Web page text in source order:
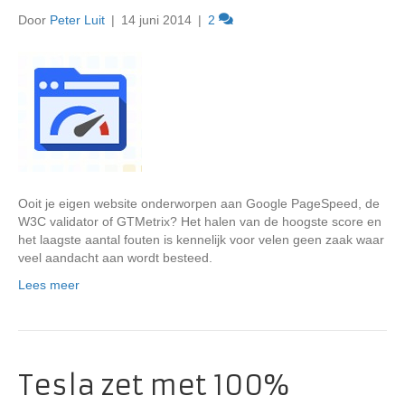
Door Peter Luit | 14 juni 2014 | 2
Ooit je eigen website onderworpen aan Google PageSpeed, de
W3C validator of GTMetrix? Het halen van de hoogste score en
het laagste aantal fouten is kennelijk voor velen geen zaak waar
veel aandacht aan wordt besteed.
Lees meer
Tesla zet met 100%